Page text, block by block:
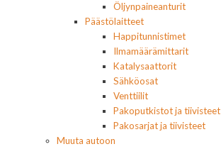
Öljynpaineanturit
Päästölaitteet
Happitunnistimet
Ilmamäärämittarit
Katalysaattorit
Sähköosat
Venttiilit
Pakoputkistot ja tiivisteet
Pakosarjat ja tiivisteet
Muuta autoon